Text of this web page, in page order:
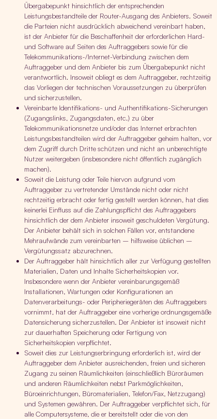
Übergabepunkt hinsichtlich der entsprechenden
Leistungsbestandteile der Router-Ausgang des Anbieters. Soweit
die Parteien nicht ausdrücklich abweichend vereinbart haben,
ist der Anbieter für die Beschaffenheit der erforderlichen Hard-
und Software auf Seiten des Auftraggebers sowie für die
Telekommunikations-/Internet-Verbindung zwischen dem
Auftraggeber und dem Anbieter bis zum Übergabepunkt nicht
verantwortlich. Insoweit obliegt es dem Auftraggeber, rechtzeitig
das Vorliegen der technischen Voraussetzungen zu überprüfen
und sicherzustellen.
Vereinbarte Identifikations- und Authentifikations-Sicherungen
(Zugangslinks, Zugangsdaten, etc.) zu über
Telekommunikationsnetze und/oder das Internet erbrachten
Leistungsbestandteilen wird der Auftraggeber geheim halten, vor
dem Zugriff durch Dritte schützen und nicht an unberechtigte
Nutzer weitergeben (insbesondere nicht öffentlich zugänglich
machen).
Soweit die Leistung oder Teile hiervon aufgrund vom
Auftraggeber zu vertretender Umstände nicht oder nicht
rechtzeitig erbracht oder fertig gestellt werden können, hat dies
keinerlei Einfluss auf die Zahlungspflicht des Auftraggebers
hinsichtlich der dem Anbieter insoweit geschuldeten Vergütung.
Der Anbieter behält sich in solchen Fällen vor, entstandene
Mehraufwände zum vereinbarten – hilfsweise üblichen –
Vergütungssatz abzurechnen.
Der Auftraggeber hält hinsichtlich aller zur Verfügung gestellten
Materialien, Daten und Inhalte Sicherheitskopien vor.
Insbesondere wenn der Anbieter vereinbarungsgemäß
Installationen, Wartungen oder Konfigurationen an
Datenverarbeitungs- oder Peripheriegeräten des Auftraggebers
vornimmt, hat der Auftraggeber eine vorherige ordnungsgemäße
Datensicherung sicherzustellen. Der Anbieter ist insoweit nicht
zur dauerhaften Speicherung oder Fertigung von
Sicherheitskopien verpflichtet.
Soweit dies zur Leistungserbringung erforderlich ist, wird der
Auftraggeber dem Anbieter ausreichenden, freien und sicheren
Zugang zu seinen Räumlichkeiten (einschließlich Büroräumen
und anderen Räumlichkeiten nebst Parkmöglichkeiten,
Büroeinrichtungen, Büromaterialien, Telefon/Fax, Netzzugang)
und Systemen gewähren. Der Auftraggeber verpflichtet sich, für
alle Computersysteme, die er bereitstellt oder die von den